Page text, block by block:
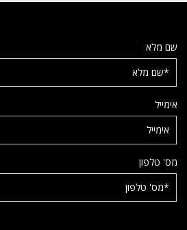
שם מלא
אימייל
מס' טלפון